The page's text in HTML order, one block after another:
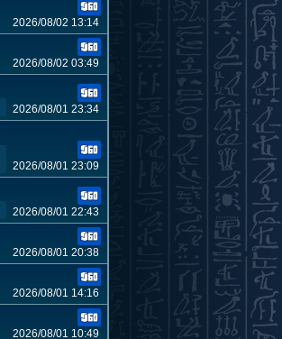
2026/08/02 13:14
2026/08/02 03:49
2026/08/01 23:34
2026/08/01 23:09
2026/08/01 22:43
2026/08/01 20:38
2026/08/01 14:16
2026/08/01 10:49